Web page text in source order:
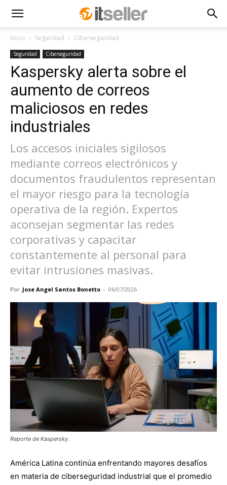
Inicio Seguridad Ciberseguridad
Seguridad Ciberseguridad
Kaspersky alerta sobre el
aumento de correos
maliciosos en redes
industriales
Los accesos iniciales sigilosos
mediante correos electrónicos y
documentos fraudulentos representan
el mayor riesgo para la tecnología
operativa de la región. Expertos
aconsejan segmentar las redes
corporativas y capacitar
constantemente al personal para
evitar intrusiones masivas.
Por Jose Angel Santos Bonetto - 06/07/2026
Reporte de Kaspersky.
América Latina continúa enfrentando mayores desafíos
en materia de ciberseguridad industrial que el promedio